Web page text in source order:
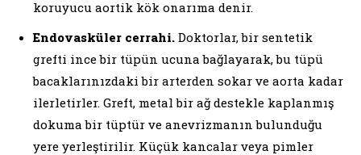
koruyucu aortik kök onarıma denir.
Endovasküler cerrahi. Doktorlar, bir sentetik
grefti ince bir tüpün ucuna bağlayarak, bu tüpü
bacaklarınızdaki bir arterden sokar ve aorta kadar
ilerletirler. Greft, metal bir ağ destekle kaplanmış
dokuma bir tüptür ve anevrizmanın bulunduğu
yere yerleştirilir. Küçük kancalar veya pimler